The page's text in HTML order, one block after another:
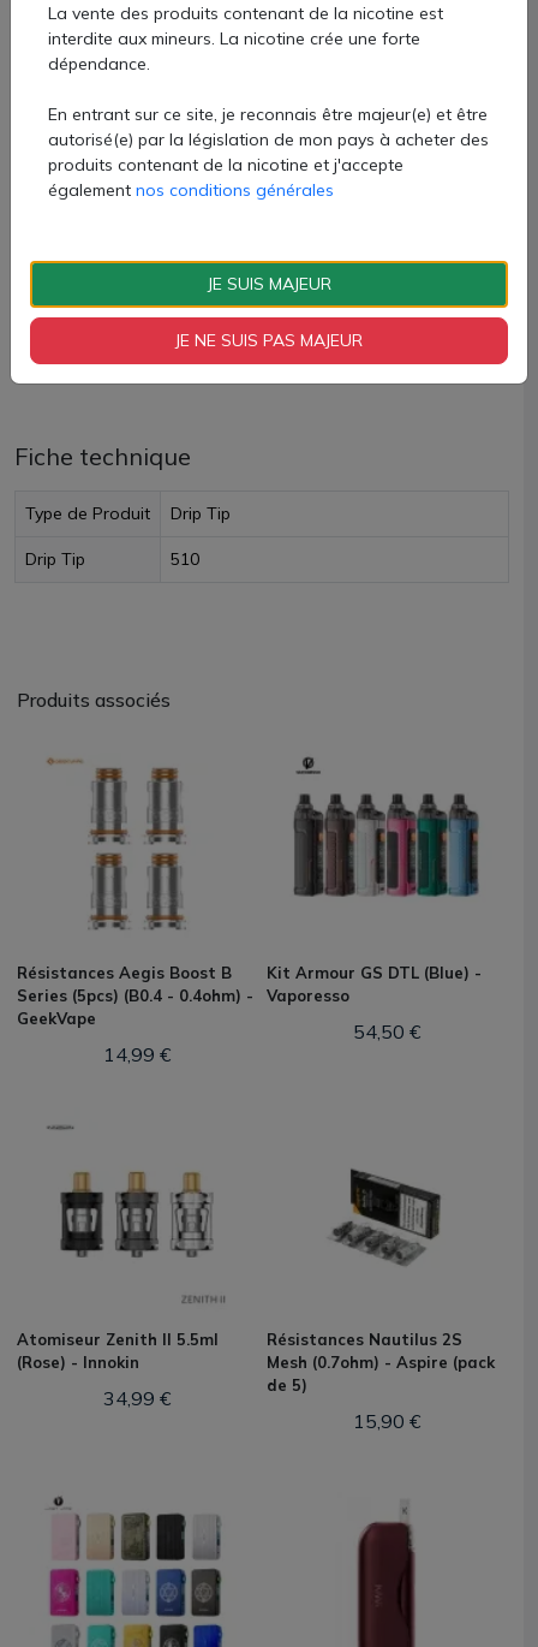
maintien renforcé, vous allez adorer ses coloris !
Drip tip 510 Senor Drip disponible à la vente chez AZVape
3,70 €
Quantité
Paiement 100% sécurisé
Fiche technique
Type de Produit Drip Tip
Drip Tip 510
Produits associés
Résistances Aegis Boost B
Series (5pcs) (B0.4 - 0.4ohm) -
GeekVape
14,99 €
Kit Armour GS DTL (Blue) -
Vaporesso
54,50 €
Atomiseur Zenith II 5.5ml
(Rose) - Innokin
34,99 €
Résistances Nautilus 2S
Mesh (0.7ohm) - Aspire (pack
de 5)
15,90 €
La vente des produits contenant de la nicotine est
interdite aux mineurs. La nicotine crée une forte
dépendance.
En entrant sur ce site, je reconnais être majeur(e) et être
autorisé(e) par la législation de mon pays à acheter des
produits contenant de la nicotine et j'accepte
également nos conditions générales
JE SUIS MAJEUR
JE NE SUIS PAS MAJEUR